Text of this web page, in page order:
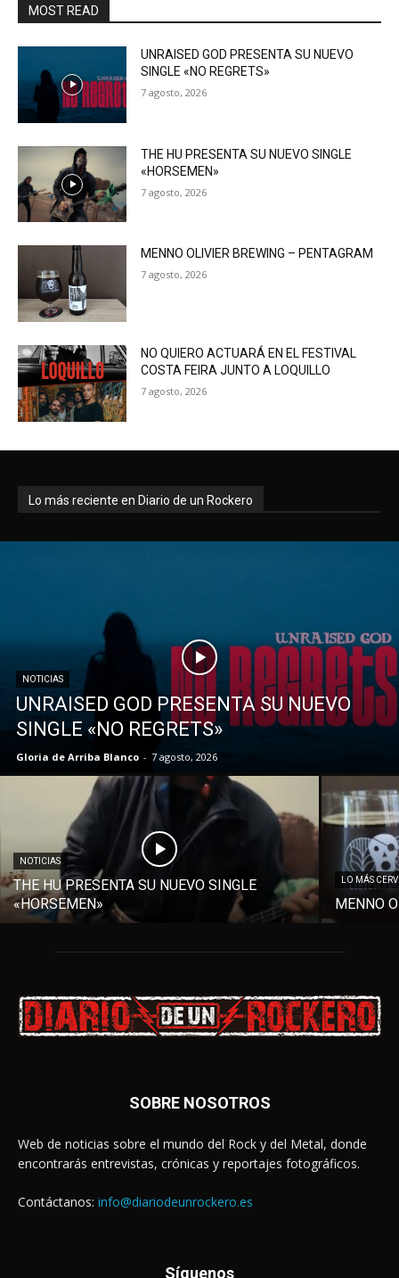
MOST READ
UNRAISED GOD PRESENTA SU NUEVO
SINGLE «NO REGRETS»
7 agosto, 2026
THE HU PRESENTA SU NUEVO SINGLE
«HORSEMEN»
7 agosto, 2026
MENNO OLIVIER BREWING – PENTAGRAM
7 agosto, 2026
NO QUIERO ACTUARÁ EN EL FESTIVAL
COSTA FEIRA JUNTO A LOQUILLO
7 agosto, 2026
Lo más reciente en Diario de un Rockero
NOTICIAS
UNRAISED GOD PRESENTA SU NUEVO
SINGLE «NO REGRETS»
Gloria de Arriba Blanco - 7 agosto, 2026
NOTICIAS
THE HU PRESENTA SU NUEVO SINGLE
«HORSEMEN»
LO MÁS
MENNO
SOBRE NOSOTROS
Web de noticias sobre el mundo del Rock y del Metal, donde
encontrarás entrevistas, crónicas y reportajes fotográficos.
Contáctanos: info@diariodeunrockero.es
Síguenos